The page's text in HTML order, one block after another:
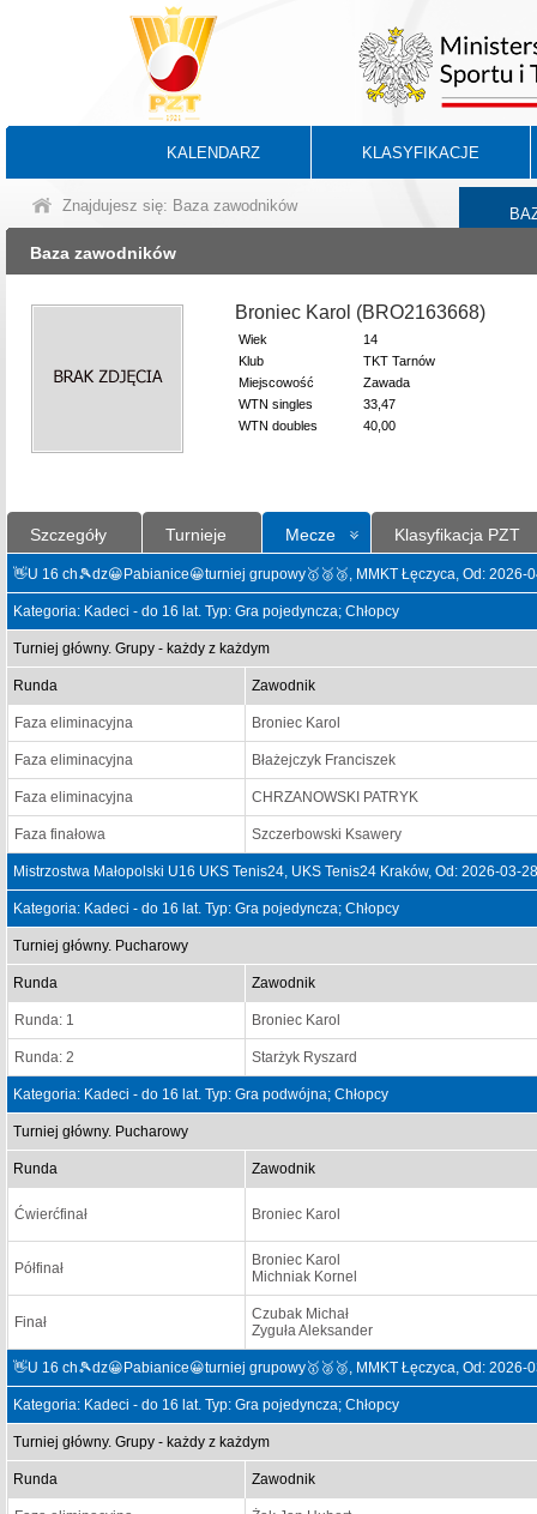
KALENDARZ KLASYFIKACJE
Znajdujesz się: Baza zawodników
Baza zawodników
Broniec Karol (BRO2163668)
Wiek
14
Klub
TKT Tarnów
Miejscowość
Zawada
WTN singles
33,47
WTN doubles
40,00
Szczegóły Turnieje Mecze Klasyfikacja PZT
👋U 16 ch🎾dz😀Pabianice😀turniej grupowy🥇🥈🥉, MMKT Łęczyca, Od: 2026-
Kategoria: Kadeci - do 16 lat. Typ: Gra pojedyncza; Chłopcy
Turniej główny. Grupy - każdy z każdym
Runda Zawodnik
Faza eliminacyjna Broniec Karol
Faza eliminacyjna Błażejczyk Franciszek
Faza eliminacyjna CHRZANOWSKI PATRYK
Faza finałowa Szczerbowski Ksawery
Mistrzostwa Małopolski U16 UKS Tenis24, UKS Tenis24 Kraków, Od: 2026-03-
Kategoria: Kadeci - do 16 lat. Typ: Gra pojedyncza; Chłopcy
Turniej główny. Pucharowy
Runda Zawodnik
Runda: 1 Broniec Karol
Runda: 2 Starżyk Ryszard
Kategoria: Kadeci - do 16 lat. Typ: Gra podwójna; Chłopcy
Turniej główny. Pucharowy
Runda Zawodnik
Ćwierćfinał Broniec Karol
Półfinał
Broniec Karol
Michniak Kornel
Finał
Czubak Michał
Zyguła Aleksander
👋U 16 ch🎾dz😀Pabianice😀turniej grupowy🥇🥈🥉, MMKT Łęczyca, Od: 2026-
Kategoria: Kadeci - do 16 lat. Typ: Gra pojedyncza; Chłopcy
Turniej główny. Grupy - każdy z każdym
Runda Zawodnik